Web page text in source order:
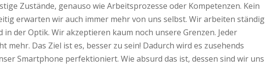
Zustände, genauso wie Arbeitsprozesse oder Kompetenzen. Kein
erwarten wir auch immer mehr von uns selbst. Wir arbeiten ständig
der Optik. Wir akzeptieren kaum noch unsere Grenzen. Jeder
Das Ziel ist es, besser zu sein! Dadurch wird es zusehends
Smartphone perfektioniert. Wie absurd das ist, dessen sind wir uns